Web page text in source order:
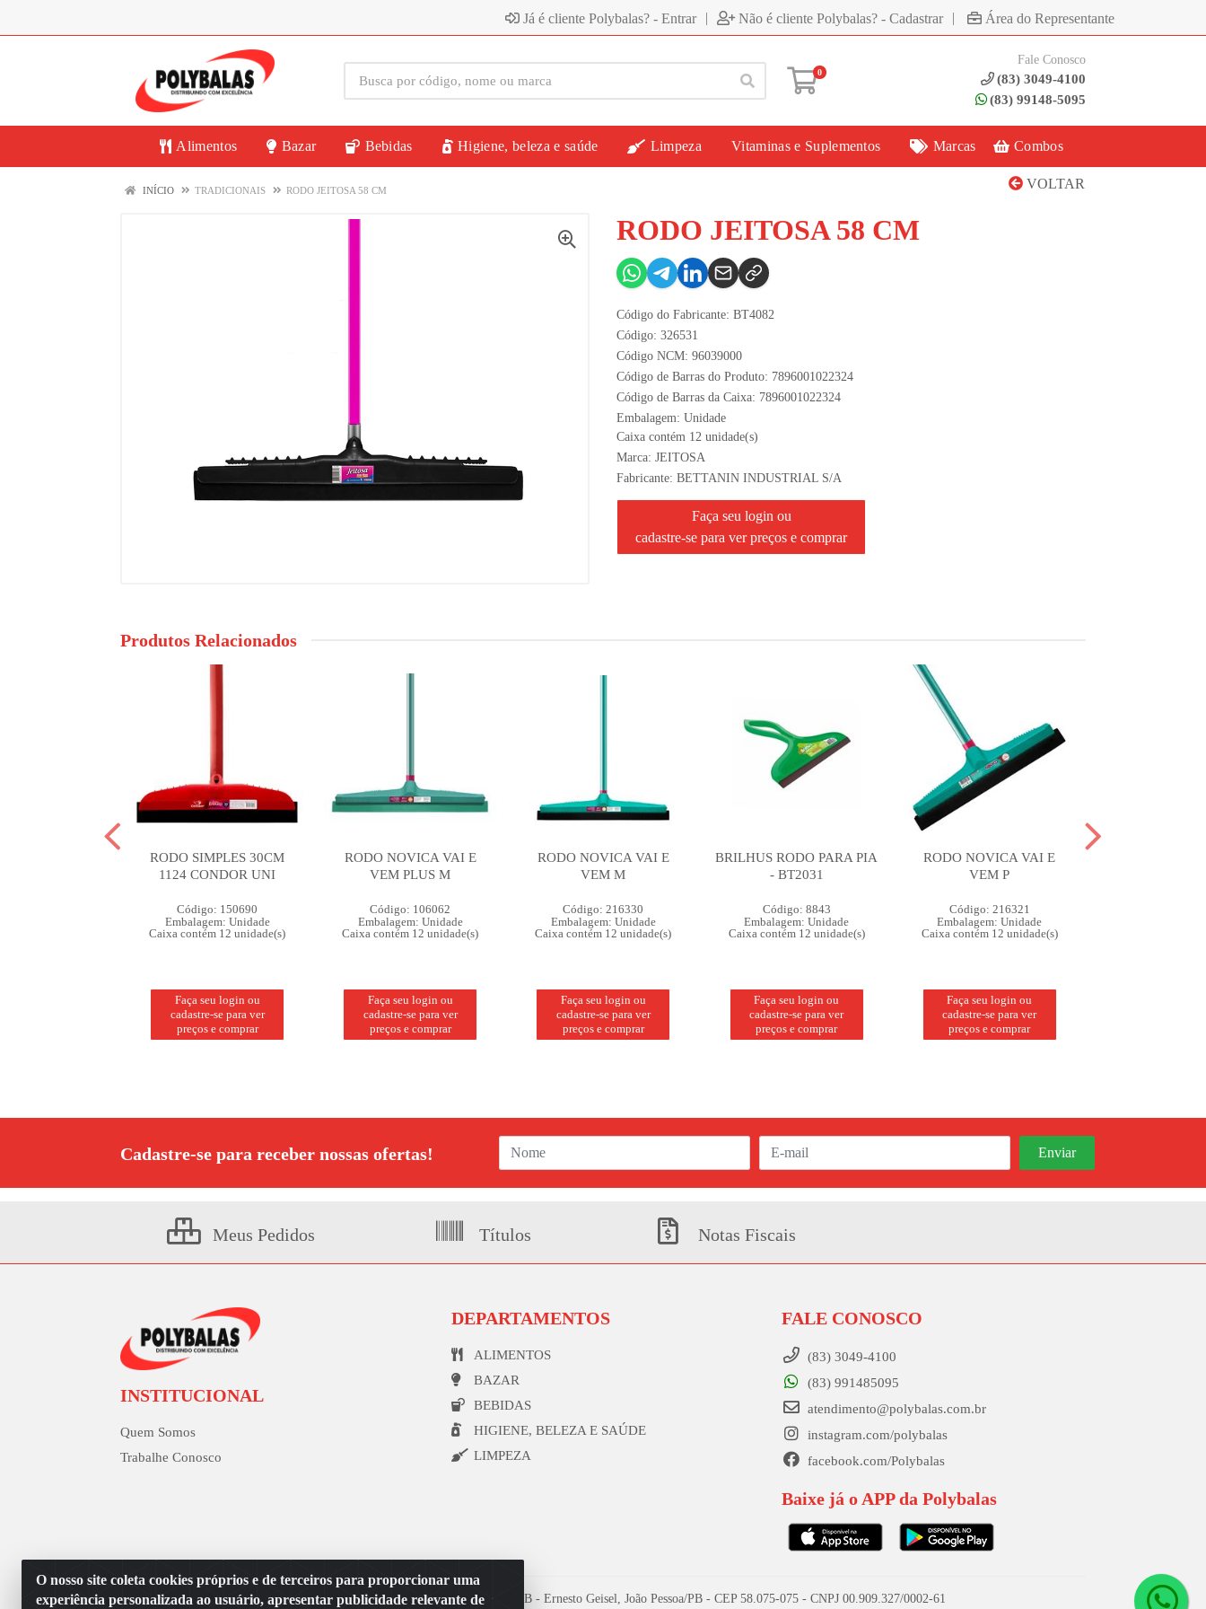
Já é cliente Polybalas? - Entrar | Não é cliente Polybalas? - Cadastrar | Área do Representante
0
Fale Conosco
(83) 3049-4100
(83) 99148-5095
Alimentos Bazar Bebidas Higiene, beleza e saúde Limpeza Vitaminas e Suplementos Marcas Combos
VOLTAR
INÍCIO TRADICIONAIS RODO JEITOSA 58 CM
RODO JEITOSA 58 CM
Código do Fabricante: BT4082
Código: 326531
Código NCM: 96039000
Código de Barras do Produto: 7896001022324
Código de Barras da Caixa: 7896001022324
Embalagem: Unidade
Caixa contém 12 unidade(s)
Marca: JEITOSA
Fabricante: BETTANIN INDUSTRIAL S/A
Faça seu login ou
cadastre-se para ver preços e comprar
Produtos Relacionados
RODO SIMPLES 30CM
1124 CONDOR UNI
Código: 150690
Embalagem: Unidade
Caixa contém 12 unidade(s)
Faça seu login ou
cadastre-se para ver
preços e comprar
RODO NOVICA VAI E
VEM PLUS M
Código: 106062
Embalagem: Unidade
Caixa contém 12 unidade(s)
Faça seu login ou
cadastre-se para ver
preços e comprar
RODO NOVICA VAI E
VEM M
Código: 216330
Embalagem: Unidade
Caixa contém 12 unidade(s)
Faça seu login ou
cadastre-se para ver
preços e comprar
BRILHUS RODO PARA PIA
- BT2031
Código: 8843
Embalagem: Unidade
Caixa contém 12 unidade(s)
Faça seu login ou
cadastre-se para ver
preços e comprar
RODO NOVICA VAI E
VEM P
Código: 216321
Embalagem: Unidade
Caixa contém 12 unidade(s)
Faça seu login ou
cadastre-se para ver
preços e comprar
O nosso site coleta cookies próprios e de terceiros para proporcionar uma
experiência personalizada ao usuário, apresentar publicidade relevante de
Cadastre-se para receber nossas ofertas!
Meus Pedidos Títulos Notas Fiscais
INSTITUCIONAL
Quem Somos
Trabalhe Conosco
DEPARTAMENTOS
ALIMENTOS
BAZAR
BEBIDAS
HIGIENE, BELEZA E SAÚDE
LIMPEZA
FALE CONOSCO
(83) 3049-4100
(83) 991485095
atendimento@polybalas.com.br
instagram.com/polybalas
facebook.com/Polybalas
Baixe já o APP da Polybalas
Polybalas - Rua João Miguel de Souza, 173 Galpão B - Ernesto Geisel, João Pessoa/PB - CEP 58.075-075 - CNPJ 00.909.327/0002-61